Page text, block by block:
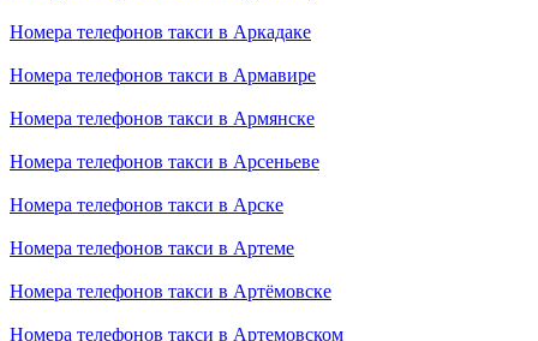
Номера телефонов такси в Аркадаке
Номера телефонов такси в Армавире
Номера телефонов такси в Армянске
Номера телефонов такси в Арсеньеве
Номера телефонов такси в Арске
Номера телефонов такси в Артеме
Номера телефонов такси в Артёмовске
Номера телефонов такси в Артемовском